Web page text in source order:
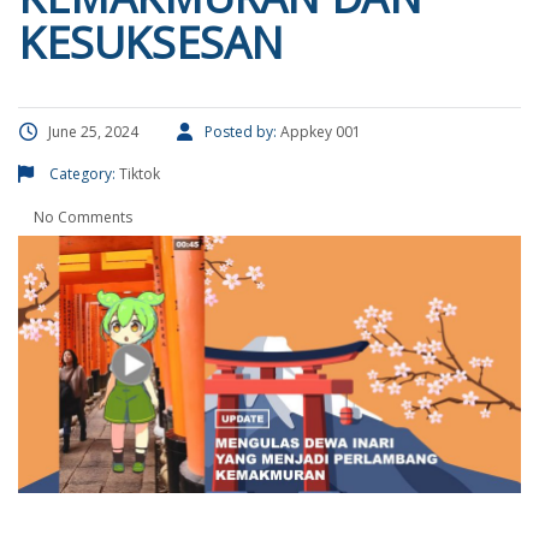
KESUKSESAN
June 25, 2024 Posted by: Appkey 001
Category: Tiktok
No Comments